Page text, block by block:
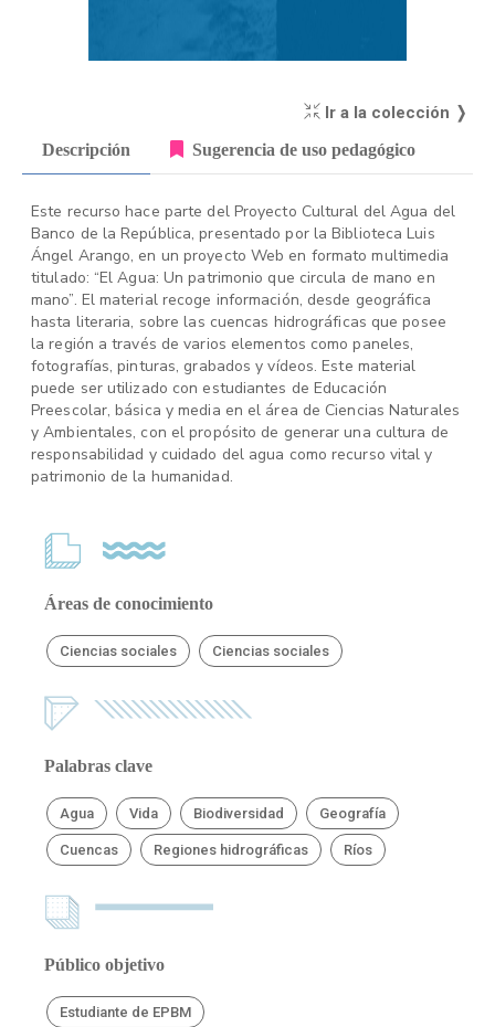
Ir a la colección ❭
Descripción Sugerencia de uso pedagógico
Este recurso hace parte del Proyecto Cultural del Agua del
Banco de la República, presentado por la Biblioteca Luis
Ángel Arango, en un proyecto Web en formato multimedia
titulado: “El Agua: Un patrimonio que circula de mano en
mano”. El material recoge información, desde geográfica
hasta literaria, sobre las cuencas hidrográficas que posee
la región a través de varios elementos como paneles,
fotografías, pinturas, grabados y vídeos. Este material
puede ser utilizado con estudiantes de Educación
Preescolar, básica y media en el área de Ciencias Naturales
y Ambientales, con el propósito de generar una cultura de
responsabilidad y cuidado del agua como recurso vital y
patrimonio de la humanidad.
Áreas de conocimiento
Ciencias sociales Ciencias sociales
Palabras clave
Agua Vida Biodiversidad Geografía
Cuencas Regiones hidrográficas Ríos
Público objetivo
Estudiante de EPBM